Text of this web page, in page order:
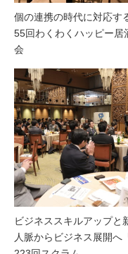
個の連携の時代に対応す
55回わくわくハッピー居
会
ビジネススキルアップと
人脈からビジネス展開へ